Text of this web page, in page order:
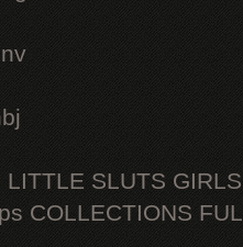
SLUTS
COLLECTIONS